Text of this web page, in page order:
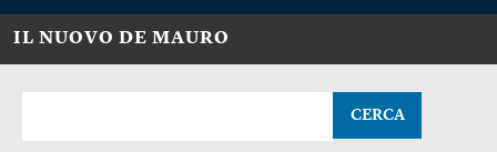
IL NUOVO DE MAURO
CERCA